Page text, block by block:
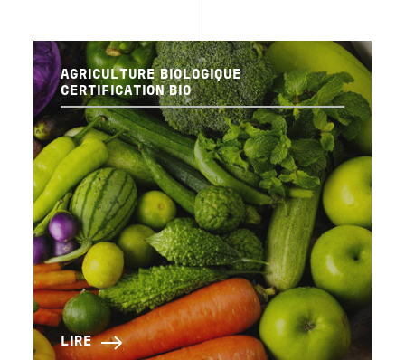
AGRICULTURE BIOLOGIQUE
CERTIFICATION BIO
LIRE